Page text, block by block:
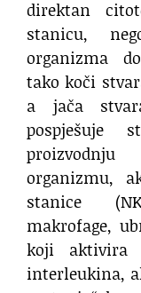
direktan
stanicu,
organizma
tako koči
a jača
pospješuje
organizmu,
stanice
makrofage,
koji aktivira
interleukina,